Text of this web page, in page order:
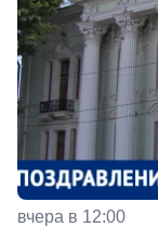
вчера в 12:00